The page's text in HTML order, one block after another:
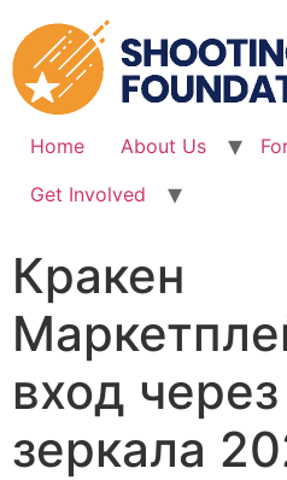
to
content
Home About Us
Get Involved
Кракен
вход
зеркала